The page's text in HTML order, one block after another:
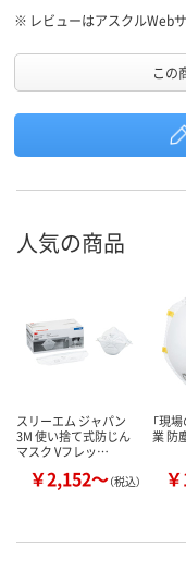
※ レビューはアスクルWeb
この
人気の商品
スリーエム ジャパン
3M 使い捨て式防じん
マスク Vフレッ…
￥2,152～（税込）
「現
業 防